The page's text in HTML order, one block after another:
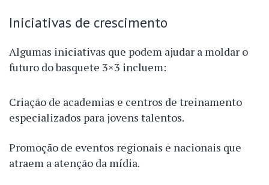
Iniciativas de crescimento
Algumas iniciativas que podem ajudar a moldar o
futuro do basquete 3×3 incluem:
Criação de academias e centros de treinamento
especializados para jovens talentos.
Promoção de eventos regionais e nacionais que
atraem a atenção da mídia.